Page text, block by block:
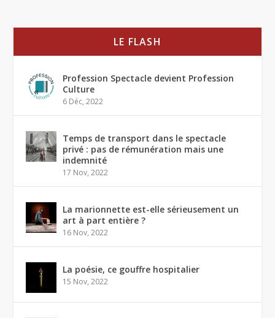
LE FLASH
Profession Spectacle devient Profession
Culture
6 Déc, 2022
Temps de transport dans le spectacle
privé : pas de rémunération mais une
indemnité
17 Nov, 2022
La marionnette est-elle sérieusement un
art à part entière ?
16 Nov, 2022
La poésie, ce gouffre hospitalier
15 Nov, 2022